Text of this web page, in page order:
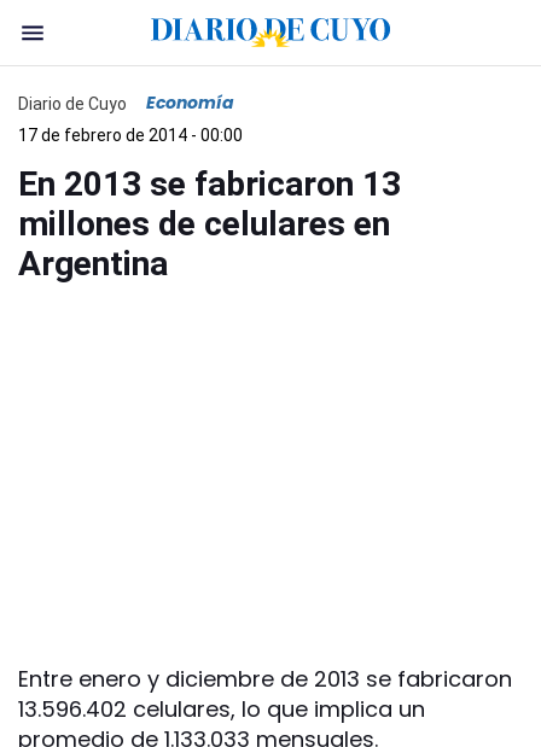
Diario de Cuyo Economía
17 de febrero de 2014 - 00:00
En 2013 se fabricaron 13
millones de celulares en
Argentina
Entre enero y diciembre de 2013 se fabricaron
13.596.402 celulares, lo que implica un
promedio de 1.133.033 mensuales.